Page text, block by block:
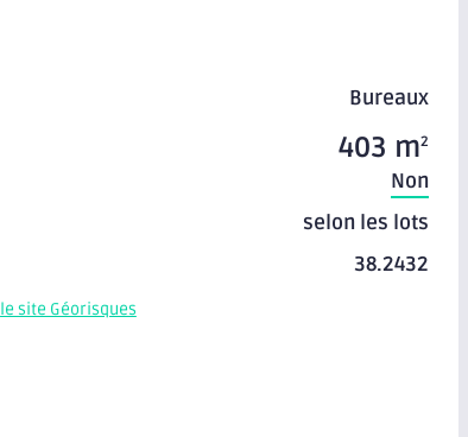
Bureaux
403 m2
Non
selon les lots
38.2432
le site Géorisques